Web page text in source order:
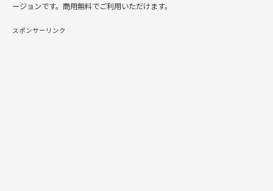
ージョンです。商用無料でご利用いただけます。
スポンサーリンク